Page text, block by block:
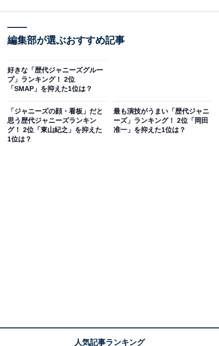
や性格の良さもにじみ出ていました。
出ています（50代女性）」という声があり、その他にも
「ドッキリの番組で住民に対して優しく接している姿が
編集部が選ぶおすすめ記事
好きな「歴代ジャニーズグルー
プ」ランキング！ 2位
「SMAP」を抑えた1位は？
「ジャニーズの顔・看板」だと
思う歴代ジャニーズランキン
グ！ 2位「東山紀之」を抑えた
1位は？
最も演技がうまい「歴代ジャニ
ーズ」ランキング！ 2位「岡田
准一」を抑えた1位は？